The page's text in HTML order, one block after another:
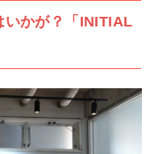
かが？「 INITIAL